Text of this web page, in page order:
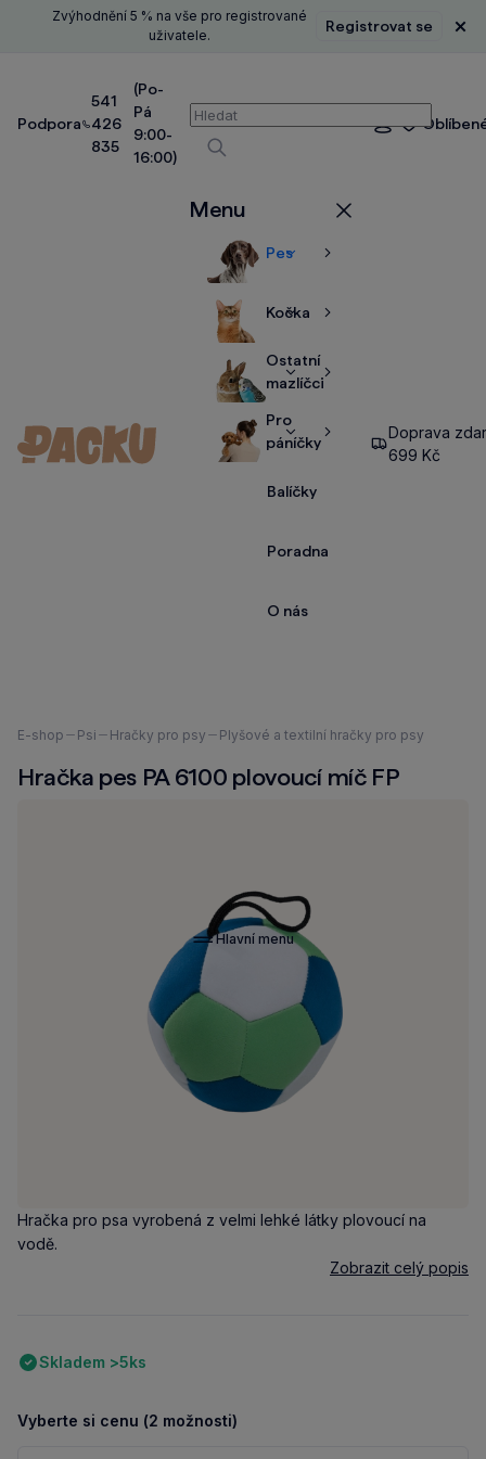
Zvýhodnění 5 % na vše pro registrované
uživatele.
Registrovat se
Podpora
541
426
835
(Po-
Pá
9:00-
16:00)
Vyhledávání
Vyhledávat
Přihlášení
Menu
PesZobrazitZobrazit
Kočka
ZobrazitZobrazit
Ostatní
mazlíčci
ZobrazitZobrazit
Pro
páníčky
ZobrazitZobrazit
Balíčky
Poradna
O nás
Hlavní menu
Doprava
699 Kč
Nacházíte
zde:
E-shop Psi Hračky pro psy Plyšové a textilní hračky pro psy
Hračka pes PA 6100 plovoucí míč FP
Hračka pro psa vyrobená z velmi lehké látky plovoucí na
vodě.
Zobrazit celý popis
Skladem >5ks
Vyberte si cenu (2 možnosti)